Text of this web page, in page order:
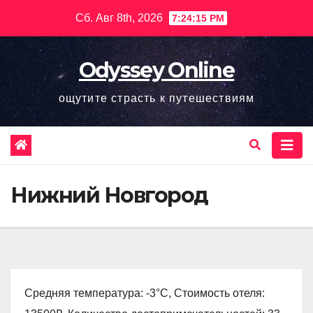
содержимому
Сб. Авг 8th, 2026 7:24:16 PM
Odyssey Online
ощутите страсть к путешествиям
Нижний Новгород
Средняя температура: -3°C, Стоимость отеля: